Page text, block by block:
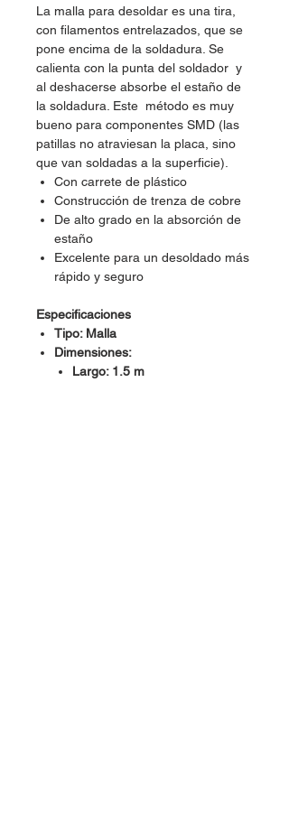
La malla para desoldar es una tira,
con filamentos entrelazados, que se
pone encima de la soldadura. Se
calienta con la punta del soldador y
al deshacerse absorbe el estaño de
la soldadura. Este método es muy
bueno para componentes SMD (las
patillas no atraviesan la placa, sino
que van soldadas a la superficie).
Con carrete de plástico
Construcción de trenza de cobre
De alto grado en la absorción de
estaño
Excelente para un desoldado más
rápido y seguro
Especificaciones
Tipo: Malla
Dimensiones:
Largo: 1.5 m